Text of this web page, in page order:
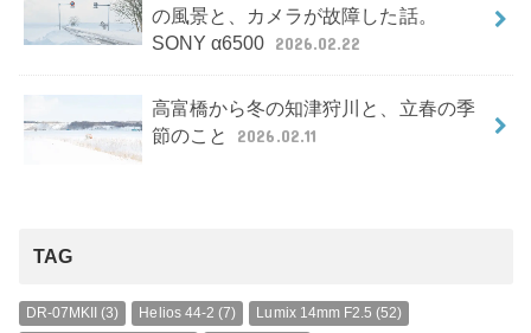
の風景と、カメラが故障した話。
SONY α6500 2026.02.22
高富橋から冬の知津狩川と、立春の季
節のこと
2026.02.11
TAG
DR-07MKII (3) Helios 44-2 (7) Lumix 14mm F2.5 (52)